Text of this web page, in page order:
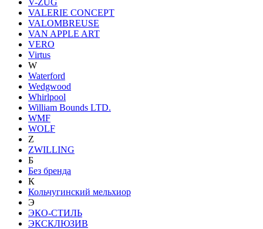
VALERIE CONCEPT
VALOMBREUSE
VAN APPLE ART
VERO
Virtus
W
Waterford
Wedgwood
Whirlpool
William Bounds LTD.
WMF
WOLF
Z
ZWILLING
Б
Без бренда
К
Кольчугинский мельхиор
Э
ЭКО-СТИЛЬ
ЭКСКЛЮЗИВ